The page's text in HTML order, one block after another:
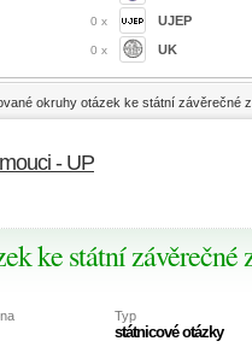
0 x
0 x
UJEP
UK
okruhy otázek ke státní závěrečné
- UP
ke státní závěrečné
Typ
státnicové otázky